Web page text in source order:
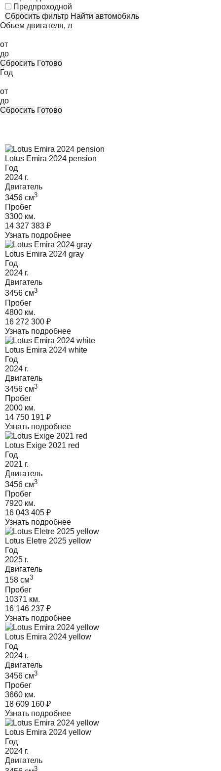
Предпроходной
Сбросить фильтр
Найти автомобиль
Объем двигателя, л
от
до
Сбросить Готово
Год
от
до
Сбросить Готово
Lotus Emira 2024 pension
Год
2024 г.
Двигатель
3456 cм3
Пробег
3300 км.
14 327 383 ₽
Узнать подробнее
Lotus Emira 2024 gray
Год
2024 г.
Двигатель
3456 cм3
Пробег
4800 км.
16 272 300 ₽
Узнать подробнее
Lotus Emira 2024 white
Год
2024 г.
Двигатель
3456 cм3
Пробег
2000 км.
14 750 191 ₽
Узнать подробнее
Lotus Exige 2021 red
Год
2021 г.
Двигатель
3456 cм3
Пробег
7920 км.
16 043 405 ₽
Узнать подробнее
Lotus Eletre 2025 yellow
Год
2025 г.
Двигатель
158 cм3
Пробег
10371 км.
16 146 237 ₽
Узнать подробнее
Lotus Emira 2024 yellow
Год
2024 г.
Двигатель
3456 cм3
Пробег
3660 км.
18 609 160 ₽
Узнать подробнее
Lotus Emira 2024 yellow
Год
2024 г.
Двигатель
3